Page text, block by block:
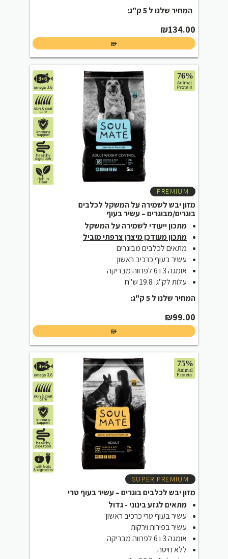
המחיר שלנו ל 5 ק"ג:
₪134.00
₪
PREMIUM
מזון יבש לשמירה על המשקל לכלבים
בוגרים/מבוגרים – עשיר בעוף
מתכון ייעודי לשמירה על המשקל
מתכון מעודכן מיצרן צרפתי מוביל
מתאים לכלבים מבוגרים
עשיר בעוף כרכיב ראשון
אומגה 3 ו 6 לפרווה מבריקה
עלות לק"ג: 19.8 ש"ח
המחיר שלנו ל 5 ק"ג:
₪99.00
₪
SUPER PREMIUM
מזון יבש לכלבים בוגרים – עשיר בעוף טרי
מתאים לגזע בינוני - גדול
עשיר בעוף טרי כרכיב ראשון
עשיר בפירות וירקות
אומגה 3 ו 6 לפרווה מבריקה
ללא חיטה